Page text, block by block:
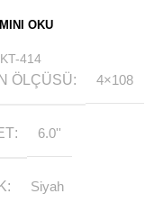
OKU
414
ÖLÇÜSÜ 4×108
6.0''
Siyah